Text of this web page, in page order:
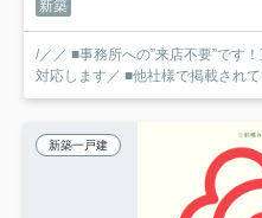
新築
/／／ ■事務所への”来店不要”です
対応します／ ■他社様で掲載され
新築一戸建